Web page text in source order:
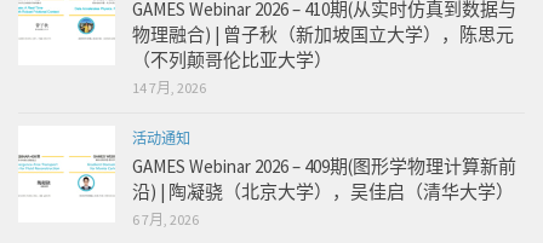
GAMES Webinar 2026 – 410期(从实时仿真到数据与
物理融合) | 曾子秋（新加坡国立大学），陈思元
（不列颠哥伦比亚大学）
14 7月, 2026
活动通知
GAMES Webinar 2026 – 409期(图形学物理计算新前
沿) | 陶凝骁（北京大学），吴佳启（清华大学）
6 7月, 2026